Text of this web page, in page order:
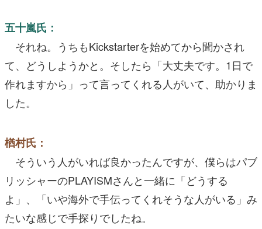
五十嵐氏：
それね。うちもKickstarterを始めてから聞かされ
て、どうしようかと。そしたら「大丈夫です。1日で
作れますから」って言ってくれる人がいて、助かりま
した。
楢村氏：
そういう人がいれば良かったんですが、僕らはパブ
リッシャーのPLAYISMさんと一緒に「どうする
よ」、「いや海外で手伝ってくれそうな人がいる」み
たいな感じで手探りでしたね。